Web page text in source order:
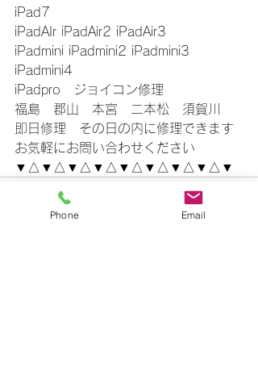
iPad7
iPadAIr iPadAir2 iPadAir3
iPadmini iPadmini2 iPadmini3
iPadmini4
iPadpro　ジョイコン修理
福島　郡山　本宮　二本松　須賀川
即日修理　その日の内に修理できます
お気軽にお問い合わせください
▼△▼△▼△▼△▼△▼△▼△▼△▼
Phone Email